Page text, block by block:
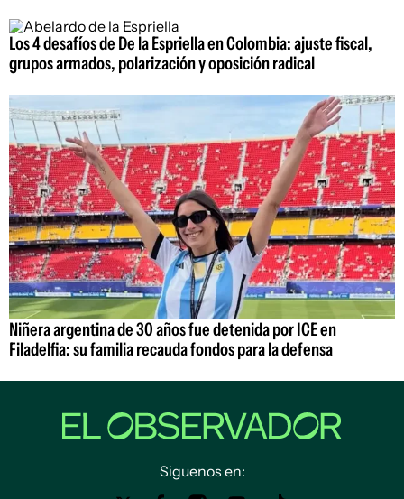
Los 4 desafíos de De la Espriella en Colombia: ajuste fiscal,
grupos armados, polarización y oposición radical
Niñera argentina de 30 años fue detenida por ICE en
Filadelfia: su familia recauda fondos para la defensa
Siguenos en: